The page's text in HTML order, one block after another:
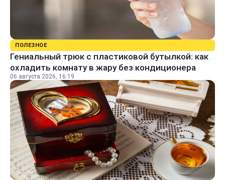
ПОЛЕЗНОЕ
Гениальный трюк с пластиковой бутылкой: как
охладить комнату в жару без кондиционера
06 августа 2026, 16:19